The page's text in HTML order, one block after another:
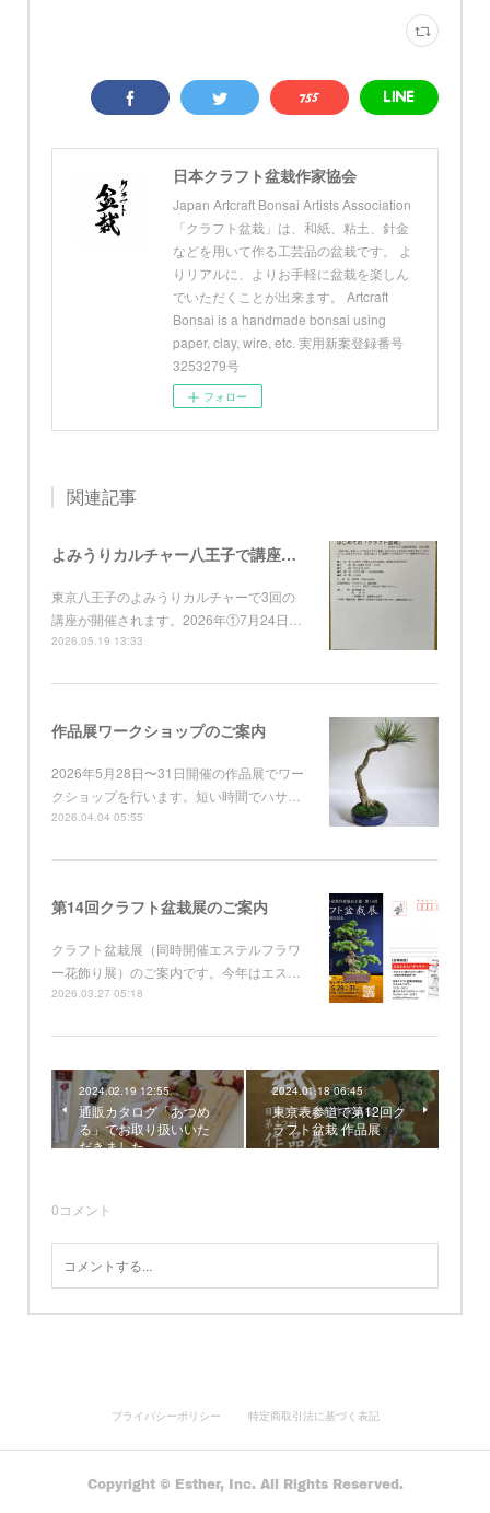
日本クラフト盆栽作家協会
Japan Artcraft Bonsai Artists Association
「クラフト盆栽」は、和紙、粘土、針金
などを用いて作る工芸品の盆栽です。 よ
りリアルに、よりお手軽に盆栽を楽しん
でいただくことが出来ます。 Artcraft
Bonsai is a handmade bonsai using
paper, clay, wire, etc. 実用新案登録番号
3253279号
フォロー
関連記事
よみうりカルチャー八王子で講座開催
東京八王子のよみうりカルチャーで3回の
講座が開催されます。2026年①7月24日…
2026.05.19 13:33
作品展ワークショップのご案内
2026年5月28日〜31日開催の作品展でワー
クショップを行います。短い時間でハサ…
2026.04.04 05:55
第14回クラフト盆栽展のご案内
クラフト盆栽展（同時開催エステルフラワ
ー花飾り展）のご案内です。今年はエス…
2026.03.27 05:18
2024.02.19 12:55
通販カタログ「あつめ
る」でお取り扱いいた
だきました
2024.01.18 06:45
東京表参道で第12回ク
ラフト盆栽 作品展
0コメント
プライバシーポリシー 特定商取引法に基づく表記
Copyright © Esther, Inc. All Rights Reserved.